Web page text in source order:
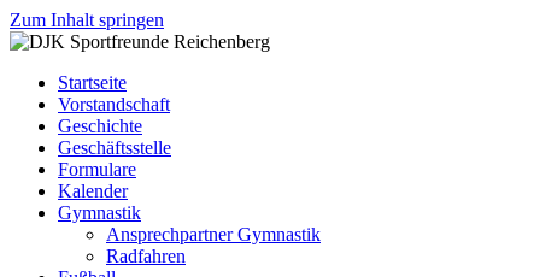
Zum Inhalt springen
Sportfreunde
Reichenberg
Gymnastik
Karate
Leichtathletik
Radfahren
Rollkunstlauf
Startseite
Vorstandschaft
Geschichte
Geschäftsstelle
Formulare
Kalender
Gymnastik
Ansprechpartner Gymnastik
Radfahren